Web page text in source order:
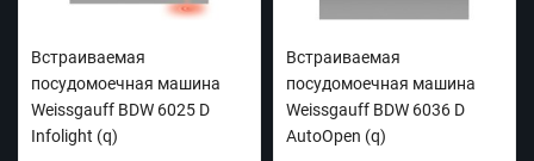
Встраиваемая
посудомоечная машина
Weissgauff BDW 6025 D
Infolight (q)
Встраиваемая
посудомоечная машина
Weissgauff BDW 6036 D
AutoOpen (q)